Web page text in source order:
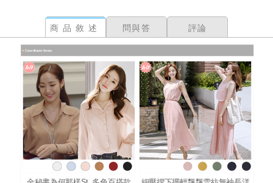
商品敘述 問與答 評論